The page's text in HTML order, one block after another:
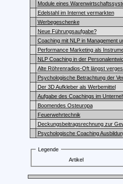
Module eines
Edelstahl im Internet vermarkten
Werbegeschenke
Neue Führungsaufgabe?
Coaching mit NLP in Management
Performance Marketing als
NLP Coaching in der
Alte Röhrenradios-Oft längst
Psychologische Betrachtung der
Der 3D Aufkleber als Werbemittel
Aufgabe des Coachings im
Boomendes Osteuropa
Feuerwehrtechnik
Deckungsbeitragsrechnung zur
Psychologische Coaching
Legende
Artikel